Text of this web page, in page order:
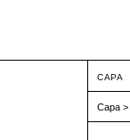
CAPA
Capa >